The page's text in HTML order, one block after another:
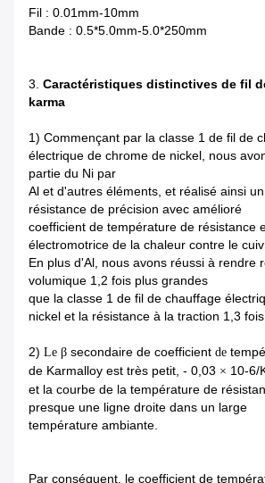
Fil : 0.01mm-10mm
Bande : 0.5*5.0mm-5.0*250mm
3. Caractéristiques distinctives de fil
karma
1) Commençant par la classe 1 de fil de
électrique de chrome de nickel, nous
partie du Ni par
Al et d'autres éléments, et réalisé ainsi
résistance de précision avec amélioré
coefficient de température de résistance
électromotrice de la chaleur contre le
En plus d'Al, nous avons réussi à rendre
volumique 1,2 fois plus grandes
que la classe 1 de fil de chauffage
nickel et la résistance à la traction 1,3
2) Le β secondaire de coefficient de
de Karmalloy est très petit, - 0,03 × 10-6/
et la courbe de la température de
presque une ligne droite dans un large
température ambiante.
Par conséquent, le coefficient de